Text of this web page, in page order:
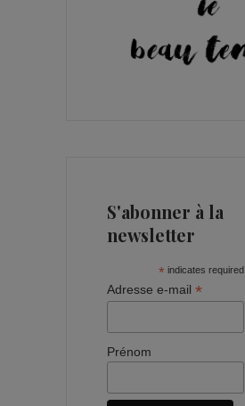
S'abonner à la
newsletter
* indicates required
Adresse e-mail *
Prénom